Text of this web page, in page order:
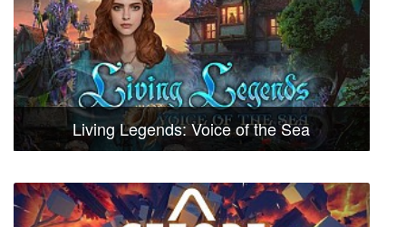
Living Legends: Voice of the Sea